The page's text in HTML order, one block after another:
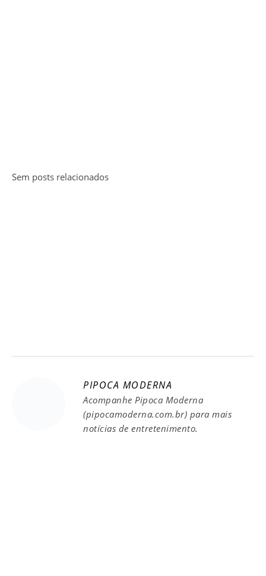
Sem posts relacionados
PIPOCA MODERNA
Acompanhe Pipoca Moderna
(pipocamoderna.com.br) para mais
notícias de entretenimento.